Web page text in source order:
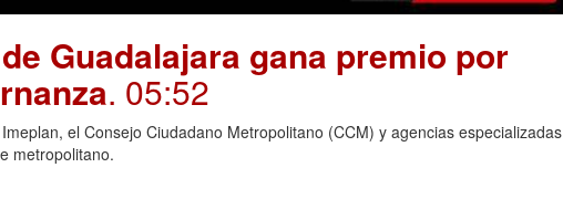
Guadalajara gana premio por
. 05:52
el Consejo Ciudadano Metropolitano (CCM) y agencias especializadas
metropolitano.